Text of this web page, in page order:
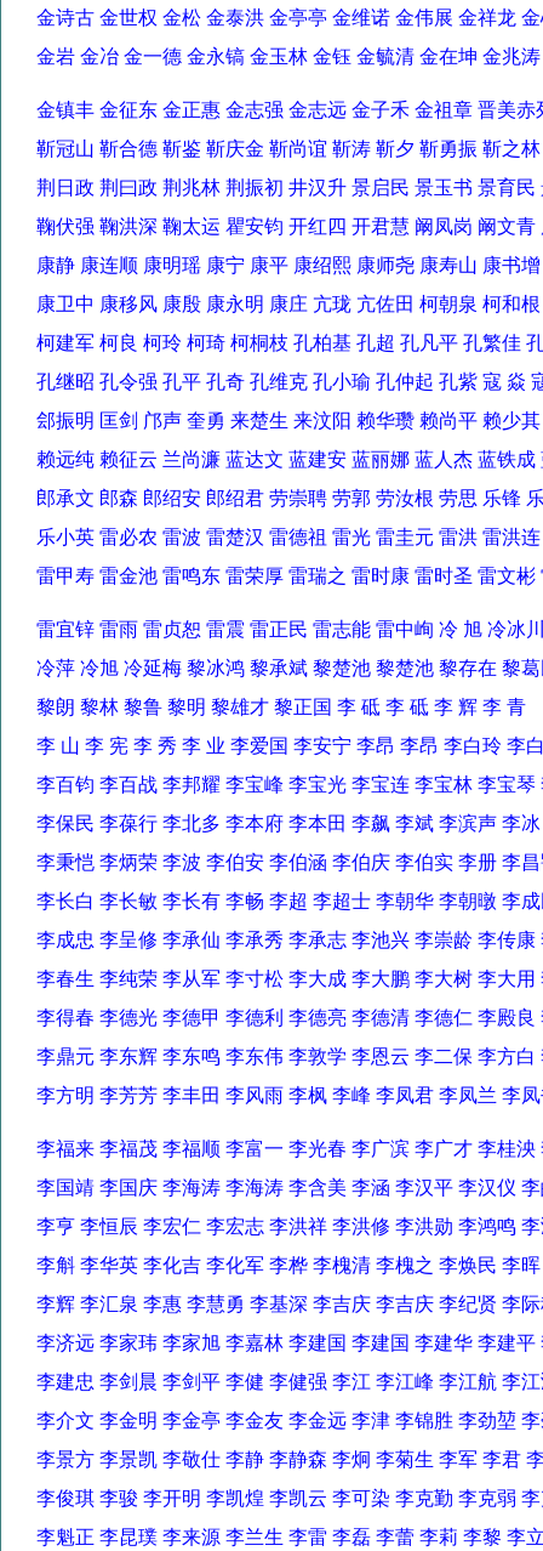
金诗古 金世权 金松 金泰洪 金亭亭 金维诺 金伟展 金祥龙
金岩 金冶 金一德 金永镐 金玉林 金钰 金毓清 金在坤 金兆
金镇丰 金征东 金正惠 金志强 金志远 金子禾 金祖章 晋美
靳冠山 靳合德 靳鉴 靳庆金 靳尚谊 靳涛 靳夕 靳勇振 靳之
荆日政 荆曰政 荆兆林 荆振初 井汉升 景启民 景玉书 景育
鞠伏强 鞠洪深 鞠太运 瞿安钧 开红四 开君慧 阚凤岗 阚文
康静 康连顺 康明瑶 康宁 康平 康绍熙 康师尧 康寿山 康书
康卫中 康移风 康殷 康永明 康庄 亢珑 亢佐田 柯朝泉 柯和
柯建军 柯良 柯玲 柯琦 柯桐枝 孔柏基 孔超 孔凡平 孔繁佳
孔继昭 孔令强 孔平 孔奇 孔维克 孔小瑜 孔仲起 孔紫 寇
郐振明 匡剑 邝声 奎勇 来楚生 来汶阳 赖华瓒 赖尚平 赖少
赖远纯 赖征云 兰尚濂 蓝达文 蓝建安 蓝丽娜 蓝人杰 蓝铁
郎承文 郎森 郎绍安 郎绍君 劳崇聘 劳郭 劳汝根 劳思 乐锋
乐小英 雷必农 雷波 雷楚汉 雷德祖 雷光 雷圭元 雷洪 雷洪
雷甲寿 雷金池 雷鸣东 雷荣厚 雷瑞之 雷时康 雷时圣 雷文
雷宜锌 雷雨 雷贞恕 雷震 雷正民 雷志能 雷中峋 冷 旭 冷
冷萍 冷旭 冷延梅 黎冰鸿 黎承斌 黎楚池 黎楚池 黎存在 黎
黎朗 黎林 黎鲁 黎明 黎雄才 黎正国 李 砥 李 砥 李 辉 李
李 山 李 宪 李 秀 李 业 李爱国 李安宁 李昂 李昂 李白玲
李百钧 李百战 李邦耀 李宝峰 李宝光 李宝连 李宝林 李宝
李保民 李葆行 李北多 李本府 李本田 李飙 李斌 李滨声 李
李秉恺 李炳荣 李波 李伯安 李伯涵 李伯庆 李伯实 李册 李
李长白 李长敏 李长有 李畅 李超 李超士 李朝华 李朝暾 李
李成忠 李呈修 李承仙 李承秀 李承志 李池兴 李崇龄 李传
李春生 李纯荣 李从军 李寸松 李大成 李大鹏 李大树 李大
李得春 李德光 李德甲 李德利 李德亮 李德清 李德仁 李殿
李鼎元 李东辉 李东鸣 李东伟 李敦学 李恩云 李二保 李方
李方明 李芳芳 李丰田 李风雨 李枫 李峰 李凤君 李凤兰 李
李福来 李福茂 李福顺 李富一 李光春 李广滨 李广才 李桂
李国靖 李国庆 李海涛 李海涛 李含美 李涵 李汉平 李汉仪
李亨 李恒辰 李宏仁 李宏志 李洪祥 李洪修 李洪勋 李鸿鸣
李斛 李华英 李化吉 李化军 李桦 李槐清 李槐之 李焕民 李
李辉 李汇泉 李惠 李慧勇 李基深 李吉庆 李吉庆 李纪贤 李
李济远 李家玮 李家旭 李嘉林 李建国 李建国 李建华 李建
李建忠 李剑晨 李剑平 李健 李健强 李江 李江峰 李江航 李
李介文 李金明 李金亭 李金友 李金远 李津 李锦胜 李劲堃
李景方 李景凯 李敬仕 李静 李静森 李炯 李菊生 李军 李君
李俊琪 李骏 李开明 李凯煌 李凯云 李可染 李克勤 李克弱
李魁正 李昆璞 李来源 李兰生 李雷 李磊 李蕾 李莉 李黎